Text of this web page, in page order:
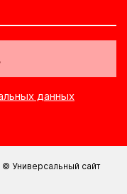
данных
© Универсальный сайт